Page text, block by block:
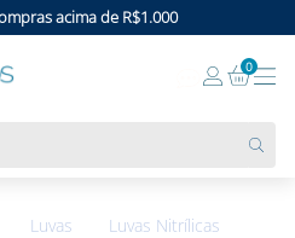
acima de R$1.000
0
Luvas
Luvas Nitrílicas